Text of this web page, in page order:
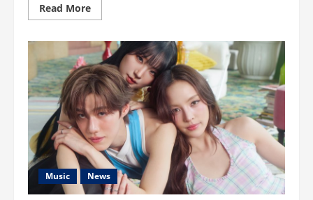
Read MoreRead
more
เจ
อร์
พาร์
ค
และ
ส
เปล
ล์
ผนึก
กำลัง
ศูนย์
บริการ
โลหิต
แห่ง
ชาติ
สภากาชาดไทย
Music News